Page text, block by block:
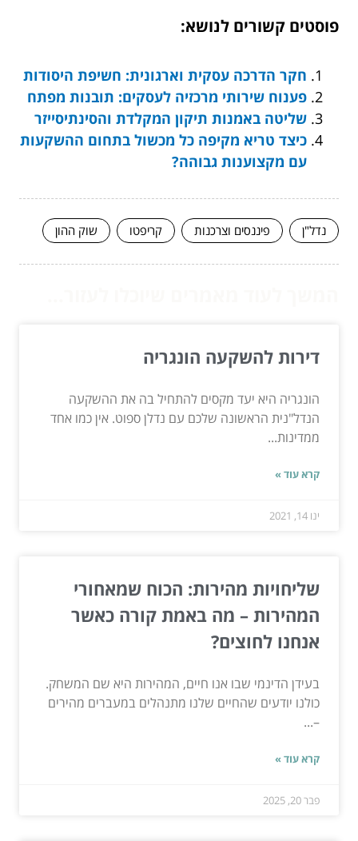
פוסטים קשורים לנושא:
חקר הדרכה עסקית וארגונית: חשיפת היסודות
פענוח שירותי מרכזיה לעסקים: תובנות מפתח
שליטה באמנות תיקון המקלדת והסינתיסייזר
כיצד טריא מקיפה כל מכשול בתחום ההשקעות
עם מקצוענות גבוהה?
נדל"ן פיננסים וצרכנות קריפטו שוק ההון
דירות להשקעה הונגריה
הונגריה היא יעד מקסים להתחיל בה את ההשקעה
הנדל"נית הראשונה שלכם עם נדלן ספוט. אין כמו אחד
ממדינות...
קרא עוד »
ינו 14, 2021
שליחויות מהירות: הכוח שמאחורי
המהירות – מה באמת קורה כאשר
אנחנו לחוצים?
בעידן הדינמי שבו אנו חיים, המהירות היא שם המשחק.
כולנו יודעים שהחיים שלנו מתנהלים במעברים מהירים
–...
קרא עוד »
פבר 20, 2025